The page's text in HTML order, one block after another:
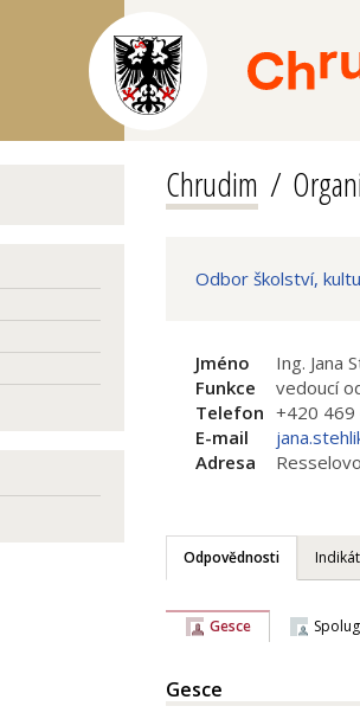
Chrudim
Odbor školství,
Jméno
Ing. Jana
Funkce
vedoucí
Telefon +420 469
E-mail
Adresa
Odpovědnosti
Gesce
Gesce